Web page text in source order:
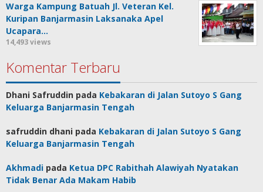
Warga Kampung Batuah Jl. Veteran Kel.
Kuripan Banjarmasin Laksanaka Apel
Ucapara…
14,493 views
Komentar Terbaru
Dhani Safruddin pada Kebakaran di Jalan Sutoyo S Gang
Keluarga Banjarmasin Tengah
safruddin dhani pada Kebakaran di Jalan Sutoyo S Gang
Keluarga Banjarmasin Tengah
Akhmadi pada Ketua DPC Rabithah Alawiyah Nyatakan
Tidak Benar Ada Makam Habib